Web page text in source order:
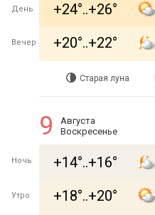
День +24°..+26°
Вечер +20°..+22°
Старая луна
9
Августа
Воскресенье
Ночь +14°..+16°
Утро +18°..+20°